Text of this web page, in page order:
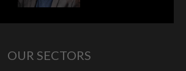
OUR SECTORS